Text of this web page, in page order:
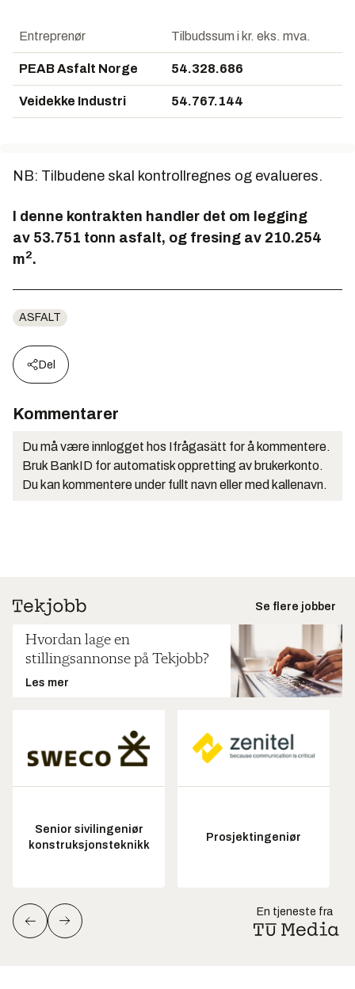
Entreprenør Tilbudssum i kr. eks. mva.
PEAB Asfalt Norge 54.328.686
Veidekke Industri 54.767.144
NB: Tilbudene skal kontrollregnes og evalueres.
I denne kontrakten handler det om legging
av 53.751 tonn asfalt, og fresing av 210.254
m2.
ASFALT
Del
Kommentarer
Du må være innlogget hos Ifrågasätt for å kommentere.
Bruk BankID for automatisk oppretting av brukerkonto.
Du kan kommentere under fullt navn eller med kallenavn.
Se flere jobber
Hvordan lage en
stillingsannonse på Tekjobb?
Les mer
Senior sivilingeniør
konstruksjonsteknikk
Prosjektingeniør
En tjeneste fra